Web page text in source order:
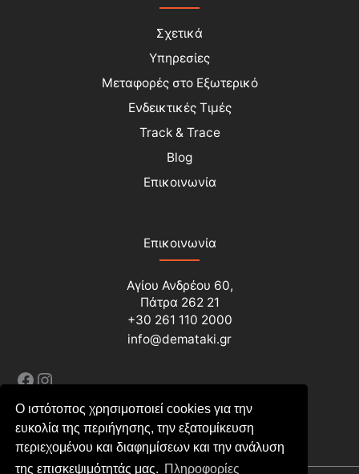
Ο ιστότοπος χρησιμοποιεί cookies για την
ευκολία της περιήγησης, την εξατομίκευση
περιεχομένου και διαφημίσεων και την ανάλυση
της επισκεψιμότητάς μας. Πληροφορίες
Σχετικά
Υπηρεσίες
Μεταφορές στο Εξωτερικό
Ενδεικτικές Τιμές
Track & Trace
Blog
Επικοινωνία
Επικοινωνία
Αγίου Ανδρέου 60,
Πάτρα 262 21
+30 261 110 2000
info@demataki.gr
Facebook
Instagram